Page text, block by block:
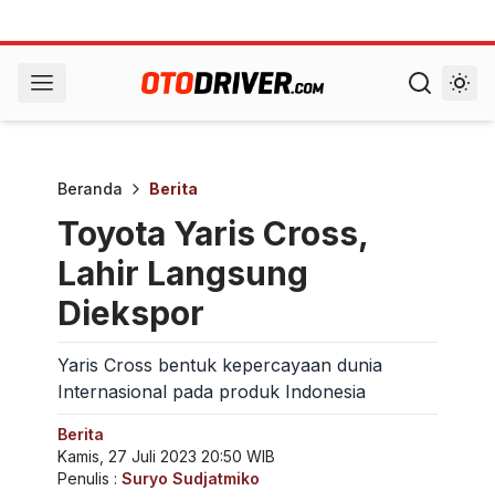
Beranda Berita
Toyota Yaris Cross,
Lahir Langsung
Diekspor
Yaris Cross bentuk kepercayaan dunia
Internasional pada produk Indonesia
Berita
Kamis, 27 Juli 2023 20:50 WIB
Penulis : Suryo Sudjatmiko